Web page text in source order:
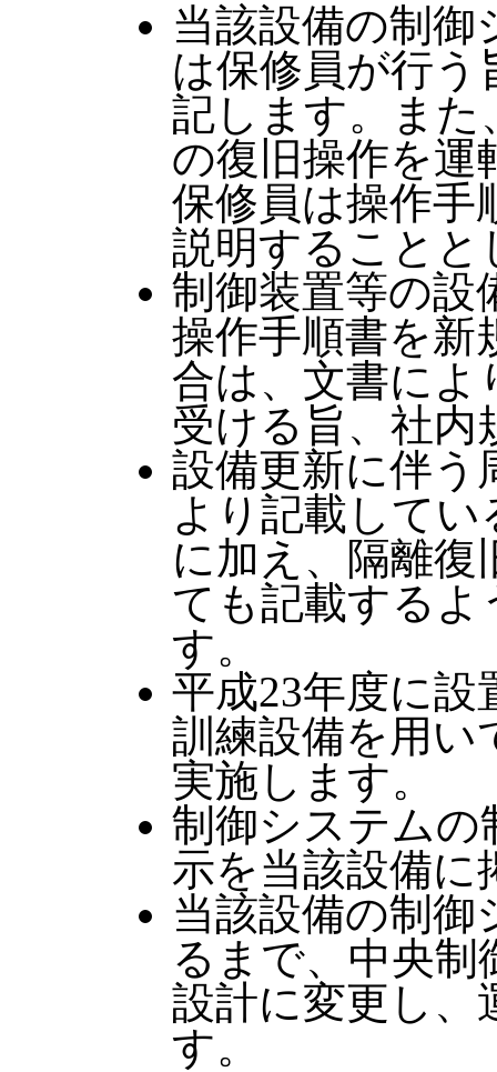
当該設備の制
は保修員が行う
記します。また
の復旧操作を運
保修員は操作手
説明することと
制御装置等の設
操作手順書を新
合は、文書によ
受ける旨、社内
設備更新に伴う
より記載して
に加え、隔離復
ても記載するよ
す。
平成23年度に設
訓練設備を用い
実施します。
制御システムの
示を当該設備に
当該設備の制御
るまで、中央
設計に変更し、
す。